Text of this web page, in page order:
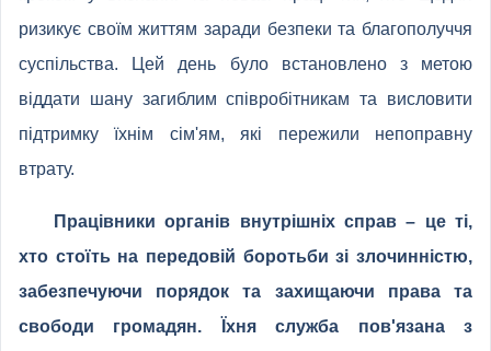
ризикує своїм життям заради безпеки та благополуччя
суспільства. Цей день було встановлено з метою
віддати шану загиблим співробітникам та висловити
підтримку їхнім сім'ям, які пережили непоправну
втрату.
Працівники органів внутрішніх справ – це ті,
хто стоїть на передовій боротьби зі злочинністю,
забезпечуючи порядок та захищаючи права та
свободи громадян. Їхня служба пов'язана з